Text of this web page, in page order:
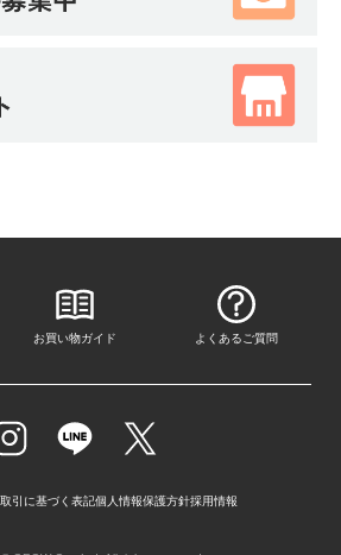
お買い物ガイド よくあるご質問
引に基づく表記個人情報保護方針採用情報